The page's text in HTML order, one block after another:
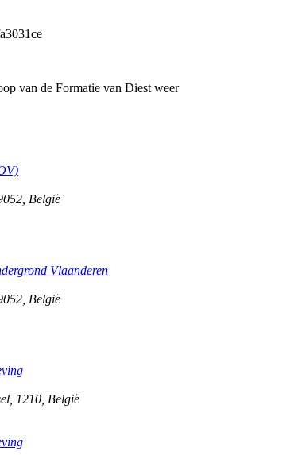
van de Formatie van Diest weer
België
Vlaanderen
België
1210 België